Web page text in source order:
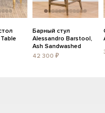
Барный стул
Alessandro Barstool,
Ash Sandwashed
42 300 ₽